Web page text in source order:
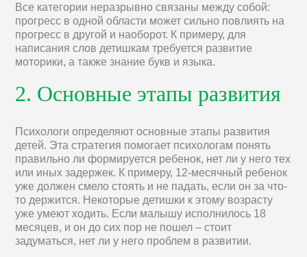
Все категории неразрывно связаны между собой:
прогресс в одной области может сильно повлиять на
прогресс в другой и наоборот. К примеру, для
написания слов детишкам требуется развитие
моторики, а также знание букв и языка.
2. Основные этапы развития
Психологи определяют основные этапы развития
детей. Эта стратегия помогает психологам понять
правильно ли формируется ребенок, нет ли у него тех
или иных задержек. К примеру, 12-месячный ребенок
уже должен смело стоять и не падать, если он за что-
то держится. Некоторые детишки к этому возрасту
уже умеют ходить. Если малышу исполнилось 18
месяцев, и он до сих пор не пошел – стоит
задуматься, нет ли у него проблем в развитии.